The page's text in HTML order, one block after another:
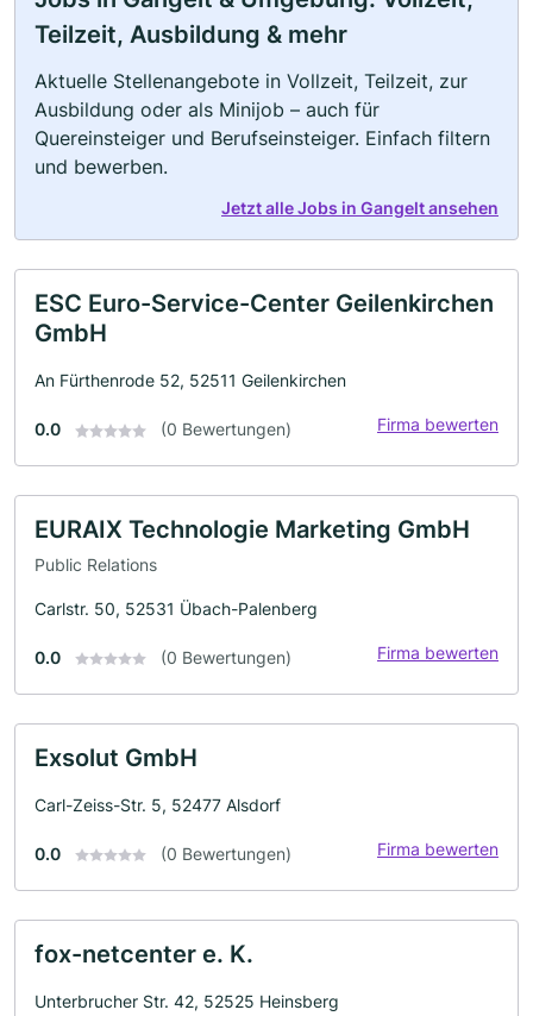
Teilzeit, Ausbildung & mehr
Aktuelle Stellenangebote in Vollzeit, Teilzeit, zur
Ausbildung oder als Minijob – auch für
Quereinsteiger und Berufseinsteiger. Einfach filtern
und bewerben.
Jetzt alle Jobs in Gangelt ansehen
ESC Euro-Service-Center Geilenkirchen
GmbH
An Fürthenrode 52, 52511 Geilenkirchen
0.0 (0 Bewertungen) Firma bewerten
EURAIX Technologie Marketing GmbH
Public Relations
Carlstr. 50, 52531 Übach-Palenberg
0.0 (0 Bewertungen) Firma bewerten
Exsolut GmbH
Carl-Zeiss-Str. 5, 52477 Alsdorf
0.0 (0 Bewertungen) Firma bewerten
fox-netcenter e. K.
Unterbrucher Str. 42, 52525 Heinsberg